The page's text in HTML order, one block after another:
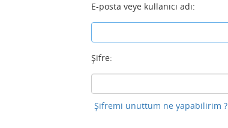
E-posta veye kullanıcı adı:
Şifre:
Şifremi unuttum ne yapabilirim ?